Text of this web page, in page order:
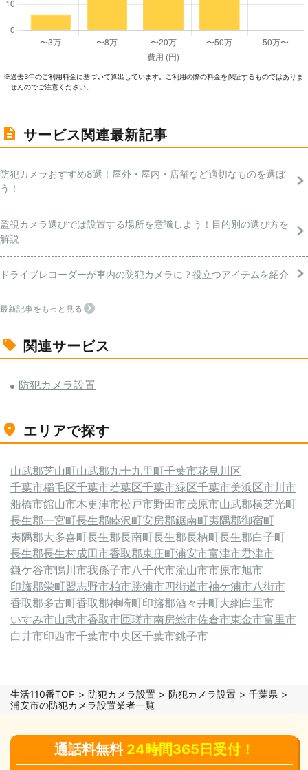
※過去3年のご利⽤料⾦に基づいて算出しています。ご利⽤の際の料⾦を保証するものではありま
せんのでご注意ください。
サービス関連最新記事
防犯カメラおすすめ8選！屋外・屋内・店舗など適切なものを選ぼ
う！
監視カメラ選びでは設置する場所を意識しよう！目的別の選び方を
解説
ドライブレコーダーが車内の防犯カメラに？役立つアイテムを紹介
最新記事をもっと見る
関連サービス
防犯カメラ設置
エリアで探す
山武郡芝山町山武郡九十九里町千葉市花見川区
千葉市稲毛区千葉市若葉区千葉市緑区千葉市美浜区市川市
船橋市館山市木更津市松戸市野田市茂原市山武郡横芝光町
長生郡一宮町長生郡睦沢町安房郡鋸南町夷隅郡御宿町
夷隅郡大多喜町長生郡長南町長生郡長柄町長生郡白子町
長生郡長生村成田市香取郡東庄町浦安市富津市君津市
鎌ケ谷市鴨川市我孫子市八千代市流山市市原市旭市
印旛郡栄町習志野市柏市勝浦市四街道市袖ケ浦市八街市
香取郡多古町香取郡神崎町印旛郡酒々井町大網白里市
いすみ市山武市香取市匝瑳市南房総市佐倉市東金市富里市
白井市印西市千葉市中央区千葉市銚子市
生活110番TOP 防犯カメラ設置 防犯カメラ設置
千葉県
浦安市の防犯カメラ設置業者一覧
通話料無料 24時間365日受付！